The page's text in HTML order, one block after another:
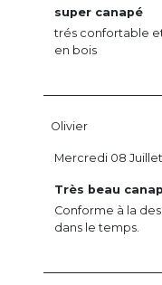
super canapé
trés confortable
en bois
Olivier
Très beau
Conforme à la
dans le temps.
Mercredi 08